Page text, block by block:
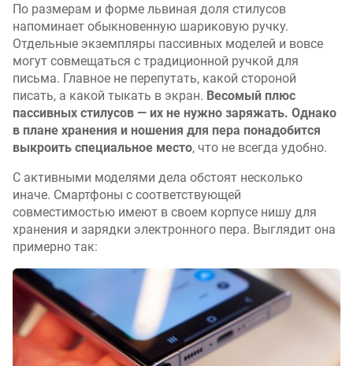
По размерам и форме львиная доля стилусов
напоминает обыкновенную шариковую ручку.
Отдельные экземпляры пассивных моделей и вовсе
могут совмещаться с традиционной ручкой для
письма. Главное не перепутать, какой стороной
писать, а какой тыкать в экран. Весомый плюс
пассивных стилусов — их не нужно заряжать. Однако
в плане хранения и ношения для пера понадобится
выкроить специальное место, что не всегда удобно.
С активными моделями дела обстоят несколько
иначе. Смартфоны с соответствующей
совместимостью имеют в своем корпусе нишу для
хранения и зарядки электронного пера. Выглядит она
примерно так: